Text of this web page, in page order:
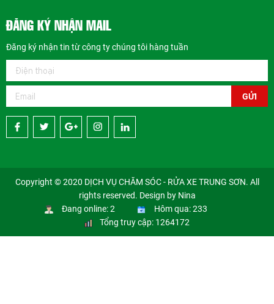
ĐĂNG KÝ NHẬN MAIL
Đăng ký nhận tin từ công ty chúng tôi hàng tuần
GỬI
Copyright © 2020 DỊCH VỤ CHĂM SÓC - RỬA XE TRUNG SƠN. All
rights reserved. Design by Nina
Đang online: 2
Hôm qua: 233
Tổng truy cập: 1264172